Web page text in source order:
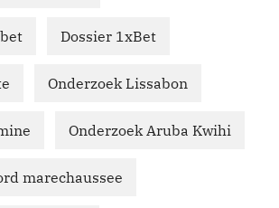
Dossier 1xBet
Onderzoek Lissabon
Onderzoek Aruba Kwihi
marechaussee